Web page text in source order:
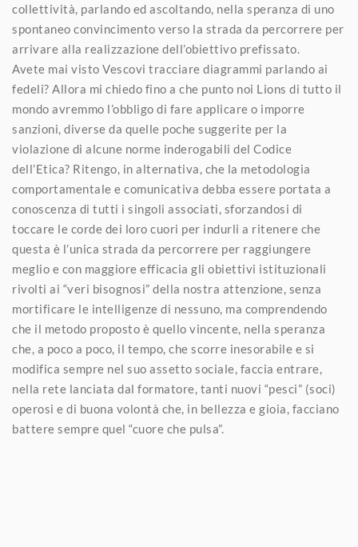
collettività, parlando ed ascoltando, nella speranza di uno
spontaneo convincimento verso la strada da percorrere per
arrivare alla realizzazione dell’obiettivo prefissato.
Avete mai visto Vescovi tracciare diagrammi parlando ai
fedeli? Allora mi chiedo fino a che punto noi Lions di tutto il
mondo avremmo l’obbligo di fare applicare o imporre
sanzioni, diverse da quelle poche suggerite per la
violazione di alcune norme inderogabili del Codice
dell’Etica? Ritengo, in alternativa, che la metodologia
comportamentale e comunicativa debba essere portata a
conoscenza di tutti i singoli associati, sforzandosi di
toccare le corde dei loro cuori per indurli a ritenere che
questa è l’unica strada da percorrere per raggiungere
meglio e con maggiore efficacia gli obiettivi istituzionali
rivolti ai “veri bisognosi” della nostra attenzione, senza
mortificare le intelligenze di nessuno, ma comprendendo
che il metodo proposto è quello vincente, nella speranza
che, a poco a poco, il tempo, che scorre inesorabile e si
modifica sempre nel suo assetto sociale, faccia entrare,
nella rete lanciata dal formatore, tanti nuovi “pesci” (soci)
operosi e di buona volontà che, in bellezza e gioia, facciano
battere sempre quel “cuore che pulsa”.